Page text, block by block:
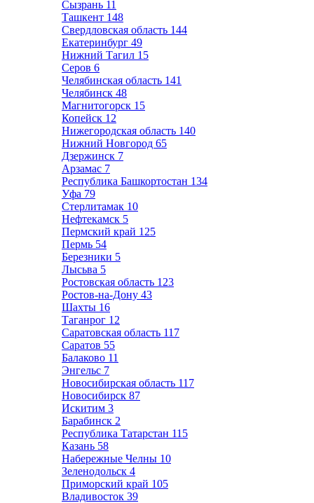
Сызрань 11
Ташкент 148
Свердловская область 144
Екатеринбург 49
Нижний Тагил 15
Серов 6
Челябинская область 141
Челябинск 48
Магнитогорск 15
Копейск 12
Нижегородская область 140
Нижний Новгород 65
Дзержинск 7
Арзамас 7
Республика Башкортостан 134
Уфа 79
Стерлитамак 10
Нефтекамск 5
Пермский край 125
Пермь 54
Березники 5
Лысьва 5
Ростовская область 123
Ростов-на-Дону 43
Шахты 16
Таганрог 12
Саратовская область 117
Саратов 55
Балаково 11
Энгельс 7
Новосибирская область 117
Новосибирск 87
Искитим 3
Барабинск 2
Республика Татарстан 115
Казань 58
Набережные Челны 10
Зеленодольск 4
Приморский край 105
Владивосток 39